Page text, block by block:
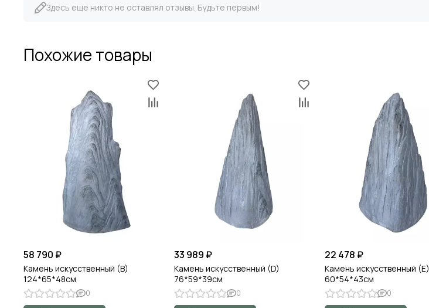
Здесь еще никто не оставлял отзывы. Будьте первым!
Похожие товары
58 790 ₽
Камень искусственный (B)
124*65*48см
0
33 989 ₽
Камень искусственный (D)
76*59*39см
0
22 478 ₽
Камень искусственный (E)
60*54*43см
0